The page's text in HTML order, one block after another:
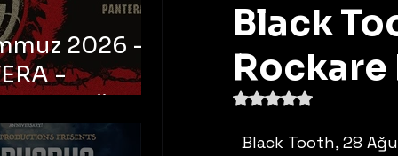
Black
Rockare
5 üzerinden NaN yıldız
2026 -
-
Ataköy
Arena